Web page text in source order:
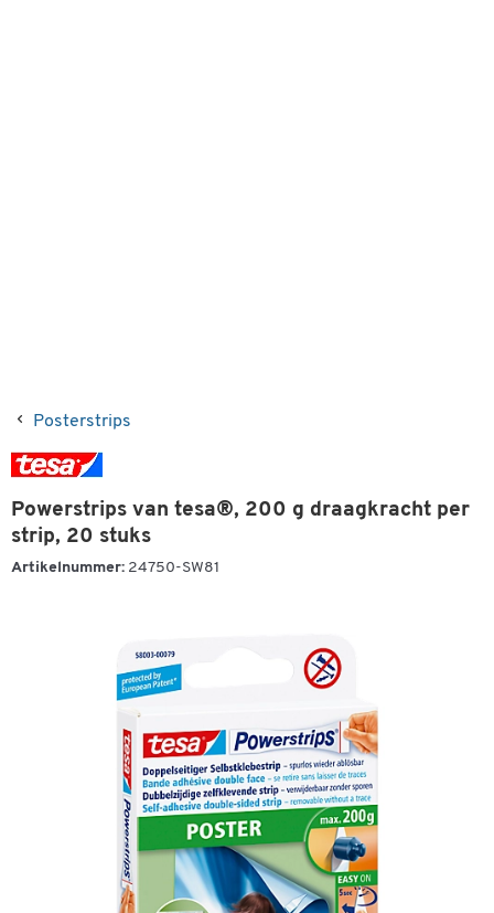
Posterstrips
Powerstrips van tesa®, 200 g draagkracht per
strip, 20 stuks
Artikelnummer: 24750-SW81